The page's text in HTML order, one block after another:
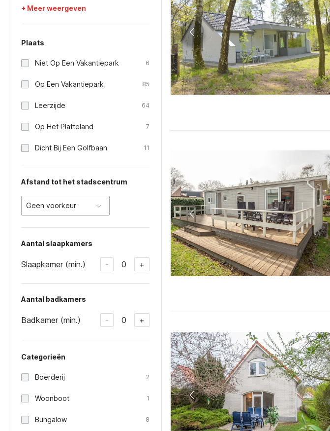
+ Meer weergeven
Plaats
Niet Op Een Vakantiepark 6
Op Een Vakantiepark 85
Leerzijde 64
Op Het Platteland 7
Dicht Bij Een Golfbaan 11
Afstand tot het stadscentrum
Geen voorkeur
Aantal slaapkamers
Slaapkamer (min.) - 0 +
Aantal badkamers
Badkamer (min.) - 0 +
Categorieën
Boerderij 2
Woonboot 1
Bungalow 8